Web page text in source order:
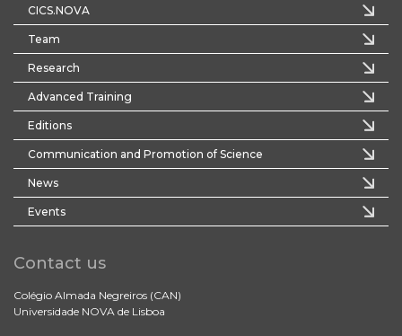
CICS.NOVA
Team
Research
Advanced Training
Editions
Communication and Promotion of Science
News
Events
Contact us
Colégio Almada Negreiros (CAN)
Universidade NOVA de Lisboa